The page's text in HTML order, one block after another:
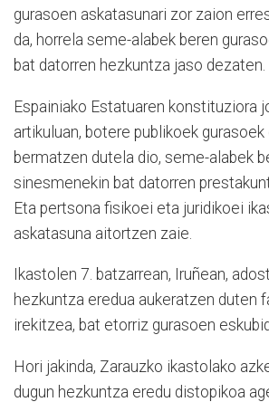
gurasoen askatasunari zor zaion
da, horrela seme-alabek beren
bat datorren hezkuntza jaso dezaten.
Espainiako Estatuaren konstituziora
artikuluan, botere publikoek
bermatzen dutela dio, seme-alabek
sinesmenekin bat datorren
Eta pertsona fisikoei eta juridikoei
askatasuna aitortzen zaie.
Ikastolen 7. batzarrean, Iruñean,
hezkuntza eredua aukeratzen duten
irekitzea, bat etorriz gurasoen
Hori jakinda, Zarauzko ikastolako
dugun hezkuntza eredu distopikoa